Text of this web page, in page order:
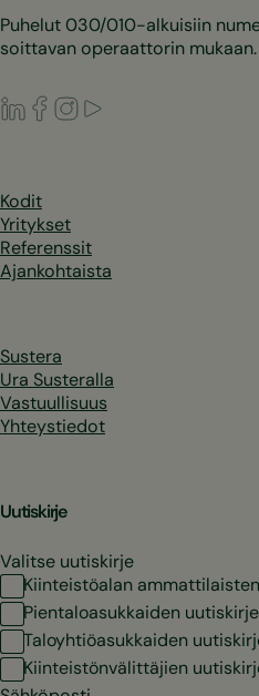
Puhelut 030/010-alkuisiin
soittavan operaattorin mukaan.
LinkedIn
Facebook
Instagram
Kodit
Yritykset
Referenssit
Ajankohtaista
Sustera
Ura Susteralla
Vastuullisuus
Yhteystiedot
Uutiskirje
Valitse uutiskirje
Kiinteistöalan
Pientaloasukkaiden uutiskirje
Taloyhtiöasukkaiden
Kiinteistönvälittäjien